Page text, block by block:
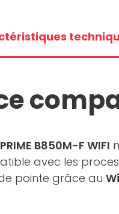
B850M-F WIFI
avec les
pointe grâce au